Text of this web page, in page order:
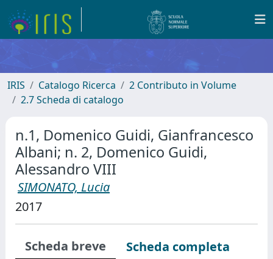
IRIS Catalogo Ricerca
2 Contributo in Volume
2.7 Scheda di catalogo
n.1, Domenico Guidi, Gianfrancesco
Albani; n. 2, Domenico Guidi,
Alessandro VIII
SIMONATO, Lucia
2017
Scheda breve
Scheda completa